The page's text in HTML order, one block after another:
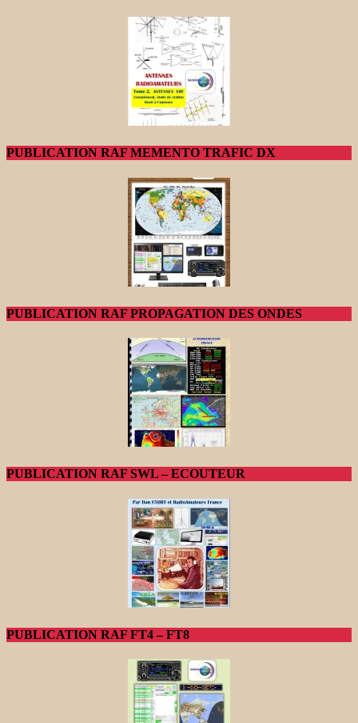
PUBLICATION RAF MEMENTO TRAFIC DX
PUBLICATION RAF PROPAGATION DES ONDES
PUBLICATION RAF SWL – ECOUTEUR
PUBLICATION RAF FT4 – FT8